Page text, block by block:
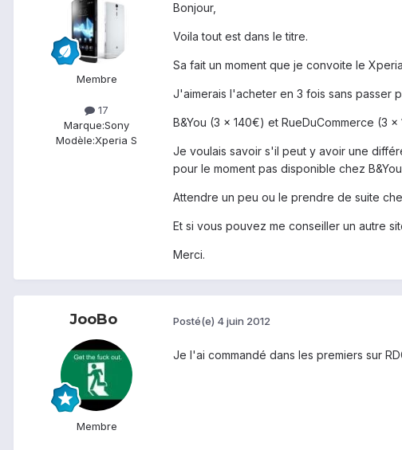
Membre
17
Marque:Sony
Modèle:Xperia S
Bonjour,
Voila tout est dans le titre.
Sa fait un moment que je convoite le
J'aimerais l'acheter en 3 fois sans passer
B&You (3 x 140€) et RueDuCommerce (3
Je voulais savoir s'il peut y avoir une
pour le moment pas disponible chez
Attendre un peu ou le prendre de suite
Et si vous pouvez me conseiller un autre
Merci.
JooBo
Membre
Posté(e) 4 juin 2012
Je l'ai commandé dans les premiers sur